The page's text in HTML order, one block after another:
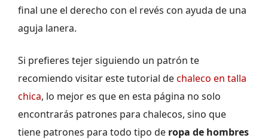
final une el derecho con el revés con ayuda de una
aguja lanera.
Si prefieres tejer siguiendo un patrón te
recomiendo visitar este tutorial dechaleco en talla
chica, lo mejor es que en esta página no solo
encontrarás patrones para chalecos, sino que
tiene patrones para todo tipo de ropa de hombres